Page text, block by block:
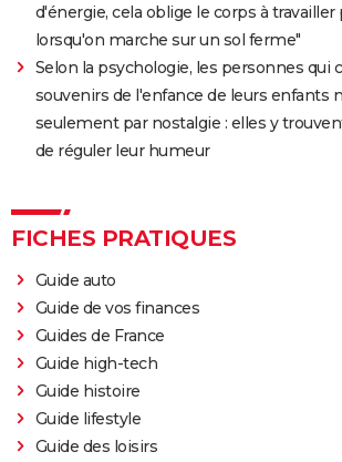
d'énergie, cela oblige le corps à travailler
lorsqu'on marche sur un sol ferme"
Selon la psychologie, les personnes qui
souvenirs de l'enfance de leurs enfants
seulement par nostalgie : elles y
de réguler leur humeur
FICHES PRATIQUES
Guide auto
Guide de vos finances
Guides de France
Guide high-tech
Guide histoire
Guide lifestyle
Guide des loisirs